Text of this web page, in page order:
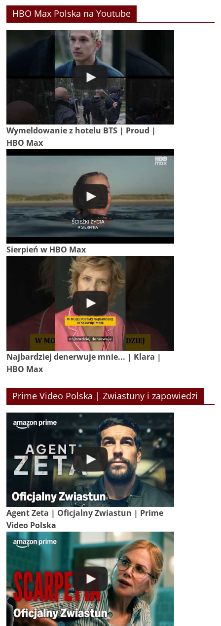
HBO Max Polska na Youtube
Wymeldowanie z hotelu BTS | Proud |
HBO Max
Sierpień w HBO Max
Najbardziej denerwuje mnie... | Klara |
HBO Max
Prime Video Polska | Zwiastuny i zapowiedzi
Agent Zeta | Oficjalny Zwiastun | Prime
Video Polska